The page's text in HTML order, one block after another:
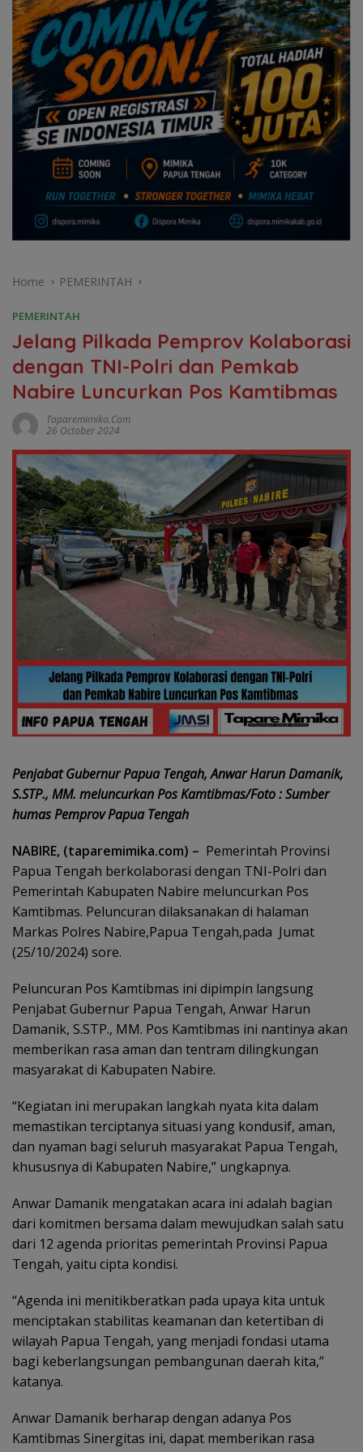
Home PEMERINTAH
PEMERINTAH
Jelang Pilkada Pemprov Kolaborasi
dengan TNI-Polri dan Pemkab
Nabire Luncurkan Pos Kamtibmas
Taparemimika.com
26 October 2024
Penjabat Gubernur Papua Tengah, Anwar Harun Damanik,
S.STP., MM. meluncurkan Pos Kamtibmas/Foto : Sumber
humas Pemprov Papua Tengah
NABIRE, (taparemimika.com) – Pemerintah Provinsi
Papua Tengah berkolaborasi dengan TNI-Polri dan
Pemerintah Kabupaten Nabire meluncurkan Pos
Kamtibmas. Peluncuran dilaksanakan di halaman
Markas Polres Nabire,Papua Tengah,pada Jumat
(25/10/2024) sore.
Peluncuran Pos Kamtibmas ini dipimpin langsung
Penjabat Gubernur Papua Tengah, Anwar Harun
Damanik, S.STP., MM. Pos Kamtibmas ini nantinya akan
memberikan rasa aman dan tentram dilingkungan
masyarakat di Kabupaten Nabire.
“Kegiatan ini merupakan langkah nyata kita dalam
memastikan terciptanya situasi yang kondusif, aman,
dan nyaman bagi seluruh masyarakat Papua Tengah,
khususnya di Kabupaten Nabire,” ungkapnya.
Anwar Damanik mengatakan acara ini adalah bagian
dari komitmen bersama dalam mewujudkan salah satu
dari 12 agenda prioritas pemerintah Provinsi Papua
Tengah, yaitu cipta kondisi.
“Agenda ini menitikberatkan pada upaya kita untuk
menciptakan stabilitas keamanan dan ketertiban di
wilayah Papua Tengah, yang menjadi fondasi utama
bagi keberlangsungan pembangunan daerah kita,”
katanya.
Anwar Damanik berharap dengan adanya Pos
Kamtibmas Sinergitas ini, dapat memberikan rasa